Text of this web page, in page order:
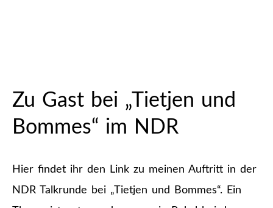
Zu Gast bei „Tietjen und
Bommes“ im NDR
Hier findet ihr den Link zu meinen Auftritt in der
NDR Talkrunde bei „Tietjen und Bommes“. Ein